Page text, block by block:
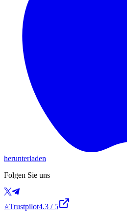
herunterladen
Folgen Sie uns
⭐Trustpilot4.3 / 5